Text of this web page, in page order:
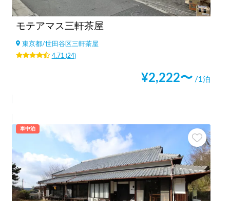
モテアマス三軒茶屋
東京都/世田谷区三軒茶屋
4.71 (24)
¥2,222〜 /1泊
車中泊